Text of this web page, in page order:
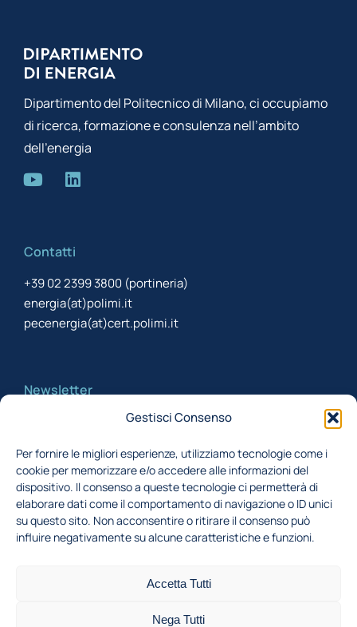
Gestisci Consenso
Per fornire le migliori esperienze, utilizziamo tecnologie come i
cookie per memorizzare e/o accedere alle informazioni del
dispositivo. Il consenso a queste tecnologie ci permetterà di
elaborare dati come il comportamento di navigazione o ID unici
su questo sito. Non acconsentire o ritirare il consenso può
influire negativamente su alcune caratteristiche e funzioni.
Accetta Tutti
Nega Tutti
Dipartimento del Politecnico di Milano, ci occupiamo
di ricerca, formazione e consulenza nell’ambito
dell’energia
Contatti
+39 02 2399 3800 (portineria)
energia(at)polimi.it
pecenergia(at)cert.polimi.it
Newsletter
Iscriviti alla newsletter per rimanere aggiornato
Acconsento al trattamento dei miei dati,
secondo la Finalità 1 indicata nell'informativa
privacy